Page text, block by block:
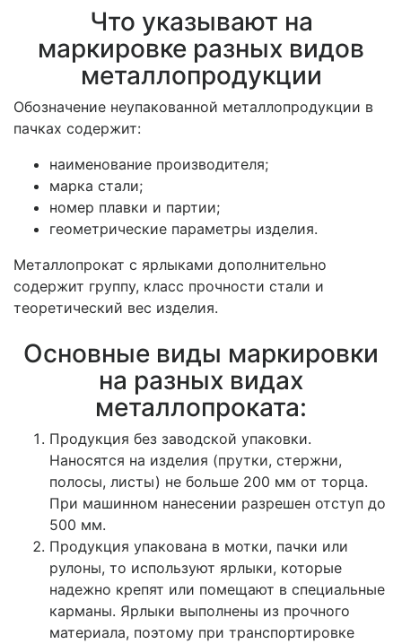
Что указывают на
маркировке разных видов
металлопродукции
Обозначение неупакованной металлопродукции в
пачках содержит:
наименование производителя;
марка стали;
номер плавки и партии;
геометрические параметры изделия.
Металлопрокат с ярлыками дополнительно
содержит группу, класс прочности стали и
теоретический вес изделия.
Основные виды маркировки
на разных видах
металлопроката:
Продукция без заводской упаковки.
Наносятся на изделия (прутки, стержни,
полосы, листы) не больше 200 мм от торца.
При машинном нанесении разрешен отступ до
500 мм.
Продукция упакована в мотки, пачки или
рулоны, то используют ярлыки, которые
надежно крепят или помещают в специальные
карманы. Ярлыки выполнены из прочного
материала, поэтому при транспортировке